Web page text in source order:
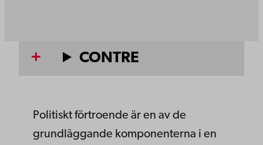
CONTRE
Politiskt förtroende är en av de
grundläggande komponenterna i en